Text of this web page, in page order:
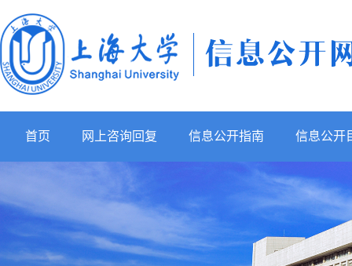
首页 网上咨询回复 信息公开指南 信息公开